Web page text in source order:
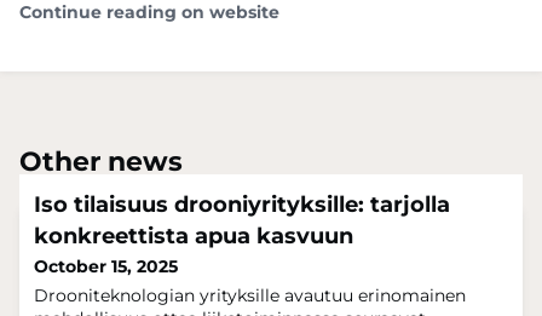
Continue reading on website
Other news
Iso tilaisuus drooniyrityksille: tarjolla
konkreettista apua kasvuun
October 15, 2025
Drooni­teknologian yrityksille avautuu erinomainen